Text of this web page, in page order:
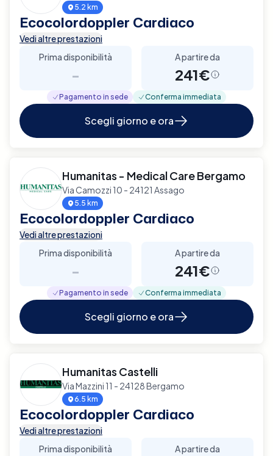
5.2 km
Ecocolordoppler Cardiaco
Vedi altre prestazioni
Prima disponibilità
-
A partire da
241€
Pagamento in sede Conferma immediata
Scegli giorno e ora
Humanitas - Medical Care Bergamo
Via Camozzi 10 - 24121 Assago
5.5 km
Ecocolordoppler Cardiaco
Vedi altre prestazioni
Prima disponibilità
-
A partire da
241€
Pagamento in sede Conferma immediata
Scegli giorno e ora
Humanitas Castelli
Via Mazzini 11 - 24128 Bergamo
6.5 km
Ecocolordoppler Cardiaco
Vedi altre prestazioni
Prima disponibilità
A partire da